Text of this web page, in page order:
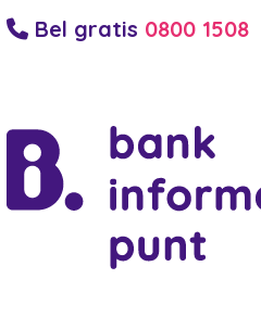
Bel gratis 0800 1508